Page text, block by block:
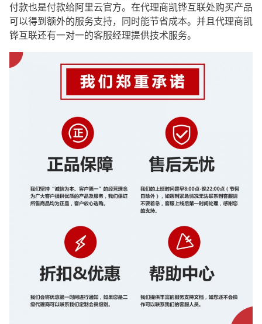
付款也是付款给阿里云官方。在代理商凯铧互联处购买产品
可以得到额外的服务支持，同时能节省成本。并且代理商凯
铧互联还有一对一的客服经理提供技术服务。